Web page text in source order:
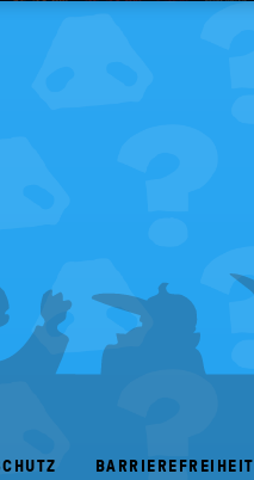
BARRIEREFREIHEIT